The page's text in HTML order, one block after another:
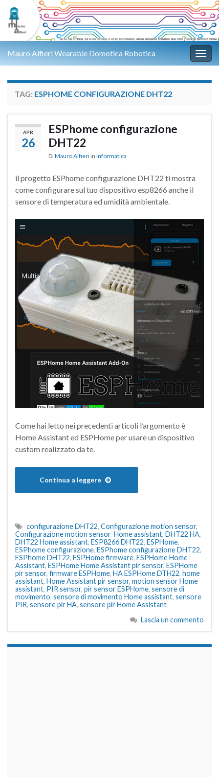
Mauro Alfieri Wearable Domotica Robotica
TAG: ESPHOME CONFIGURAZIONE DHT22
APR
26
ESPhome configurazione
DHT22
DiMauro Alfieri in Informatica
il progetto ESPhome configurazione DHT22 ti mostra
come configurare sul tuo dispositivo esp8266 anche il
sensore di temperatura ed umidità ambientale.
Come hai letto nei precedenti articoli l’argomento è
Home Assistant ed ESPHome per usare un dispositivo
custom realizzato da te.
Continua a leggere
configurazione DHT22, Configurazione motion sensor,
Configurazione motion sensor Home assistant, DHT22 HA,
DHT22 Home assistant, ESP8266 DHT22, ESPHome,
ESPhome configurazione, ESPhome configurazione DHT22,
ESPhome DHT22, ESPHome firmware, ESPHome Home
Assistant, ESPHome Home Assistant pir sensor, ESPHome
pir sensor, firmware ESPHome, HA ESPHome DTH22, home
assistant, Home Assistant pir sensor, motion sensor Home
assistant, PIR sensor, pir sensor ESPHome, sensore di
movimento, sensore di movimento Home assistant, sensore
PIR, sensore pir HA, sensore pir Home Assistant
Lascia un commento